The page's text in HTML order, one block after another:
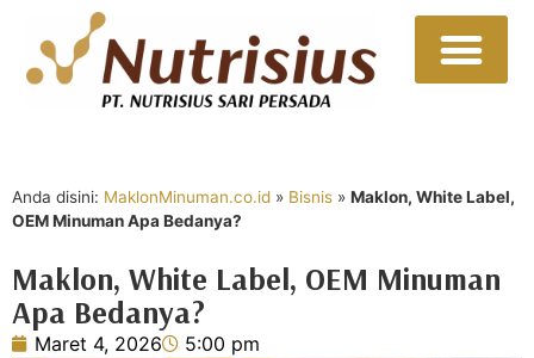
Anda disini: MaklonMinuman.co.id » Bisnis » Maklon, White Label,
OEM Minuman Apa Bedanya?
Maklon, White Label, OEM Minuman
Apa Bedanya?
Maret 4, 2026 5:00 pm